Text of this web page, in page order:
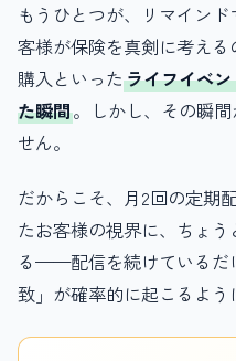
もうひとつが、リマイン
客様が保険を真剣に考え
購入といったライフイベ
た瞬間。しかし、その瞬
せん。
だからこそ、月2回の定期
たお客様の視界に、ちょ
る——配信を続けているだ
致」が確率的に起こるよう